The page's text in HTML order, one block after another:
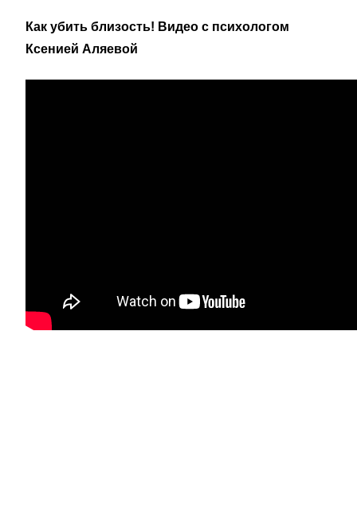
Как убить близость! Видео с психологом
Ксенией Аляевой